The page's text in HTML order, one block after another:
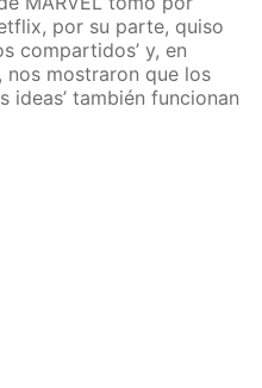
por su parte, quiso
compartidos’ y, en
nos mostraron que los
ideas’ también funcionan